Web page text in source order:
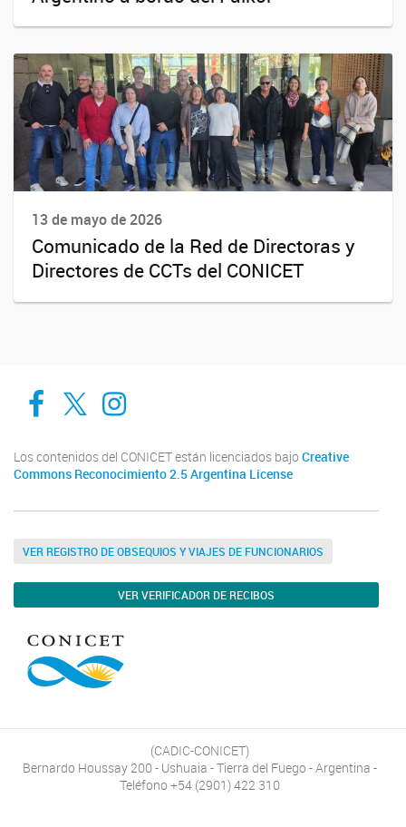
13 de mayo de 2026
Comunicado de la Red de Directoras y
Directores de CCTs del CONICET
Cadic en RedCADIC Ushuaia
Cadic en Red
Los contenidos del CONICET están licenciados bajo Creative
Commons Reconocimiento 2.5 Argentina License
VER REGISTRO DE OBSEQUIOS Y VIAJES DE FUNCIONARIOS
VER VERIFICADOR DE RECIBOS
(CADIC-CONICET)
Bernardo Houssay 200 - Ushuaia - Tierra del Fuego - Argentina -
Teléfono +54 (2901) 422 310